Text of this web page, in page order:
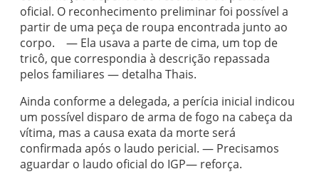
oficial. O reconhecimento preliminar foi possível a
partir de uma peça de roupa encontrada junto ao
corpo. — Ela usava a parte de cima, um top de
tricô, que correspondia à descrição repassada
pelos familiares — detalha Thais.
Ainda conforme a delegada, a perícia inicial indicou
um possível disparo de arma de fogo na cabeça da
vítima, mas a causa exata da morte será
confirmada após o laudo pericial. — Precisamos
aguardar o laudo oficial do IGP— reforça.